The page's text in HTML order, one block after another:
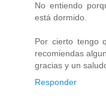
No entiendo
está dormido.
Por cierto tengo
recomiendas
gracias y un
Responder